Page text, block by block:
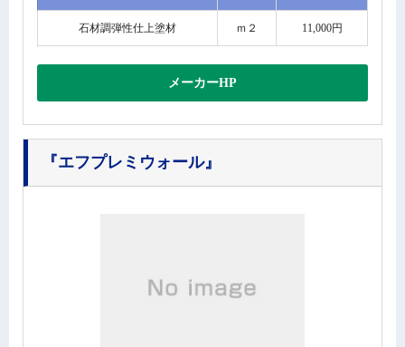
石材調弾性仕上塗材 ｍ２ 11,000円
メーカーHP
『エフプレミウォール』